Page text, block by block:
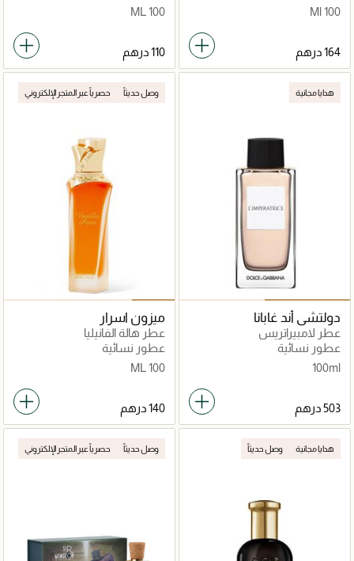
100 Ml
100 ML
هدايا مجانية
دولتشي أند غابانا
عطر لامبيراتريس
عطور نسائية
100ml
وصل حديثاً حصرياً عبر المتجر الإلكتروني
ميزون اسرار
عطر هالة الفانيليا
عطور نسائية
100 ML
هدايا مجانية وصل حديثاً وصل حديثاً حصرياً عبر المتجر الإلكتروني